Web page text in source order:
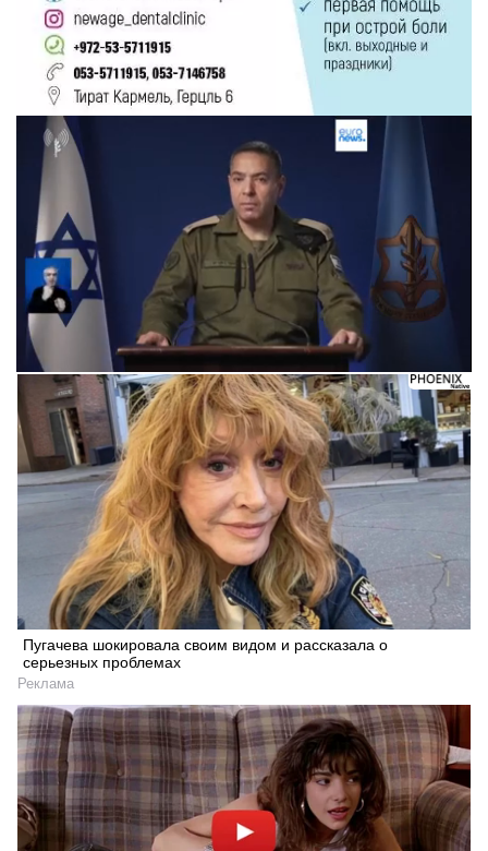
Следующее видео через 5 Отмена
Пугачева шокировала своим видом и рассказала о
серьезных проблемах
Реклама